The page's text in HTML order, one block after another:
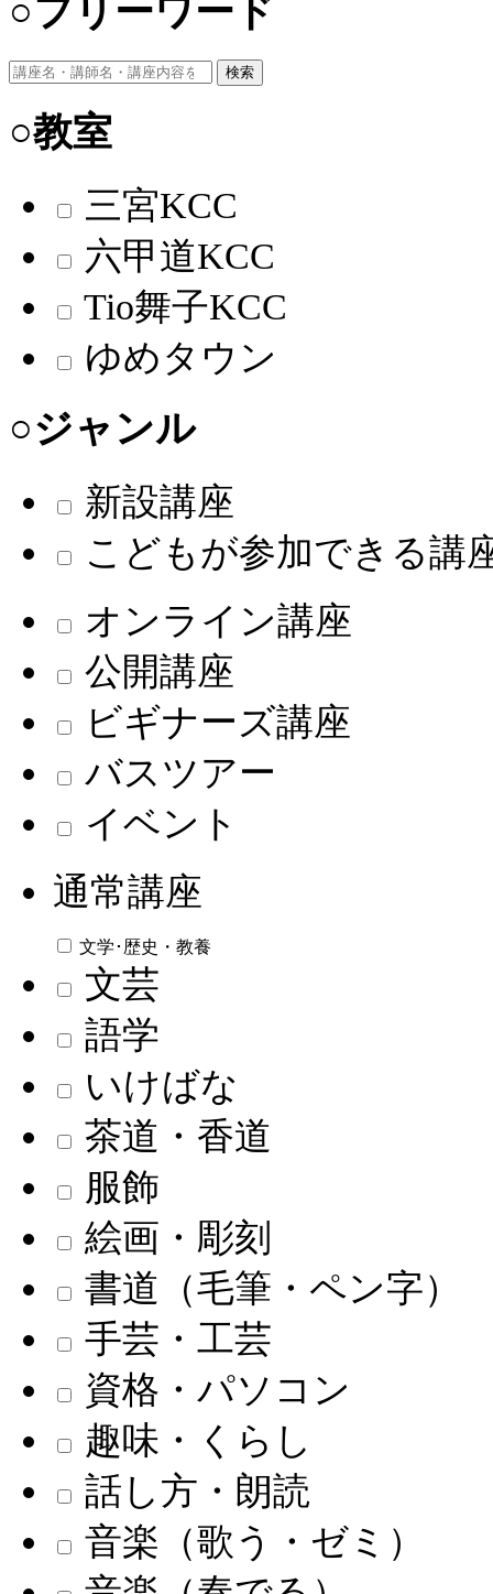
○フリーワード
検索
○教室
三宮KCC
六甲道KCC
Tio舞子KCC
ゆめタウン
○ジャンル
新設講座
こどもが参加できる講
オンライン講座
公開講座
ビギナーズ講座
バスツアー
イベント
通常講座
文学･歴史・教養
文芸
語学
いけばな
茶道・香道
服飾
絵画・彫刻
書道（毛筆・ペン字）
手芸・工芸
資格・パソコン
趣味・くらし
話し方・朗読
音楽（歌う・ゼミ）